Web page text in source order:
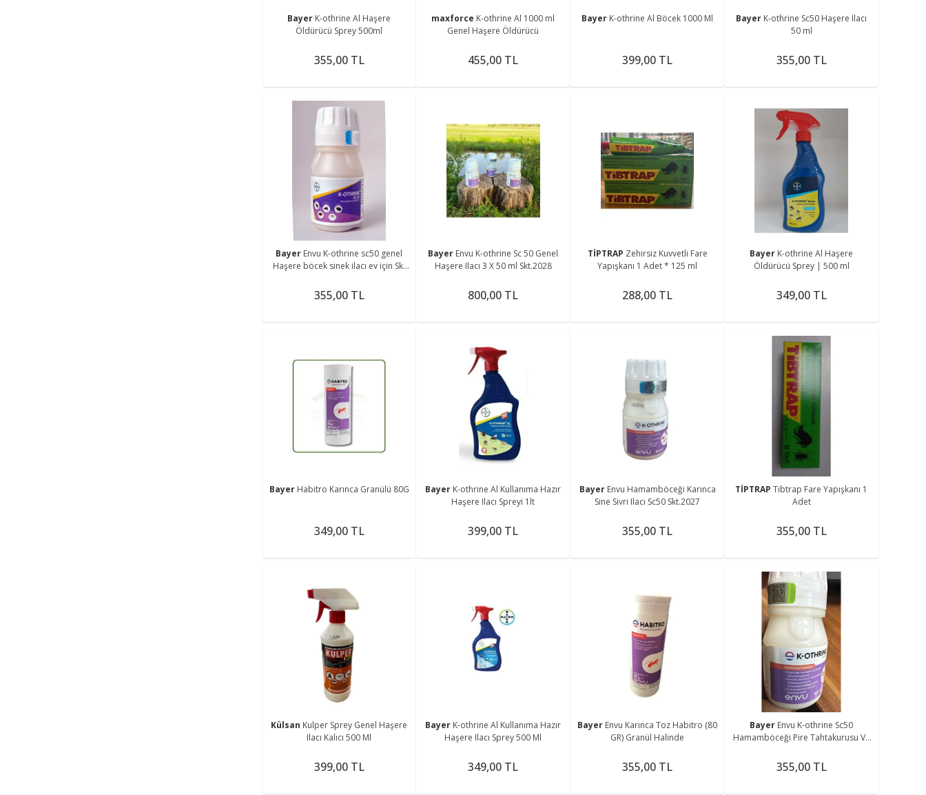
Bayer K-othrine Al Haşere
Öldürücü Sprey 500ml
355,00 TL
maxforce K-othrine Al 1000 ml
Genel Haşere Öldürücü
455,00 TL
Bayer K-othrine Al Böcek 1000 Ml
399,00 TL
Bayer K-othrine Sc50 Haşere Ilacı
50 ml
355,00 TL
Bayer Envu K-othrine sc50 genel
Haşere böcek sinek ilacı ev için Skt
355,00 TL
Bayer Envu K-othrine Sc 50 Genel
Haşere Ilacı 3 X 50 ml Skt.2028
800,00 TL
TİPTRAP Zehirsiz Kuvvetli Fare
Yapışkanı 1 Adet * 125 ml
288,00 TL
Bayer K-othrine Al Haşere
Öldürücü Sprey | 500 ml
349,00 TL
Bayer Habitro Karınca Granülü 80G
349,00 TL
Bayer K-othrine Al Kullanıma Hazır
Haşere Ilacı Spreyi 1lt
399,00 TL
Bayer Envu Hamamböceği Karınca
Sine Sivri Ilacı Sc50 Skt.2027
355,00 TL
TİPTRAPTibtrap Fare Yapışkanı 1
Adet
355,00 TL
Külsan Kulper Sprey Genel Haşere
Ilacı Kalıcı 500 Ml
399,00 TL
Bayer K-othrine Al Kullanıma Hazır
Haşere Ilacı Sprey 500 Ml
349,00 TL
Bayer Envu Karınca Toz Habitro (80
GR) Granül Halinde
355,00 TL
Bayer Envu K-othrine Sc50
Hamamböceği Pire Tahtakurusu Ve
355,00 TL